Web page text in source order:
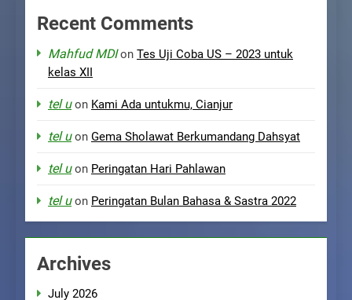
Recent Comments
Mahfud MDIon Tes Uji Coba US – 2023 untuk
kelas XII
tel uon Kami Ada untukmu, Cianjur
tel uon Gema Sholawat Berkumandang Dahsyat
tel uon Peringatan Hari Pahlawan
tel uon Peringatan Bulan Bahasa & Sastra 2022
Archives
July 2026